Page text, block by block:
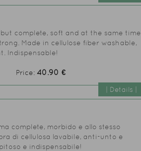
complete, soft and at the same time
Made in cellulose fiber washable,
Indispensable!
Price: 40.90 €
| Details |
complete, morbido e allo stesso
di cellulosa lavabile, anti-unto e
e indispensabile!